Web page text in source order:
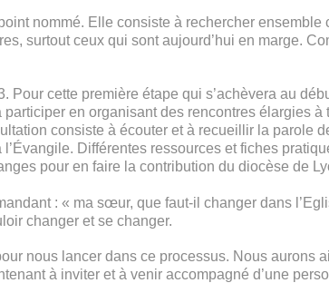
nommé. Elle consiste à rechercher ensemble
surtout ceux qui sont aujourd’hui en marge.
cette première étape qui s’achèvera au
en organisant des rencontres élargies à
consiste à écouter et à recueillir la parole
Différentes ressources et fiches
pour en faire la contribution du diocèse de
: « ma sœur, que faut-il changer dans
changer et se changer.
nous lancer dans ce processus. Nous aurons
à inviter et à venir accompagné d’une